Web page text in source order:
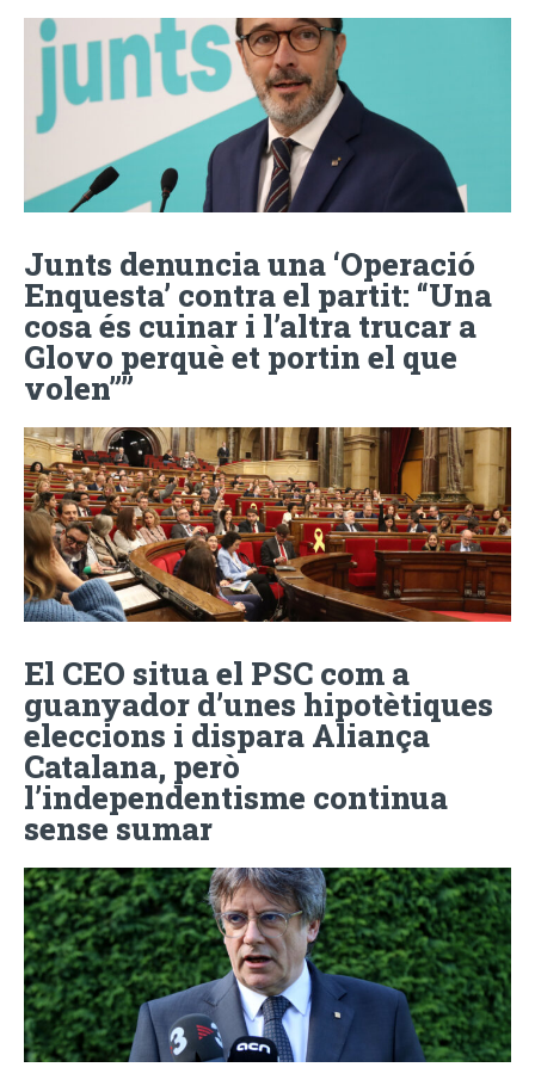
Junts denuncia una ‘Operació
Enquesta’ contra el partit: “Una
cosa és cuinar i l’altra trucar a
Glovo perquè et portin el que
volen””
El CEO situa el PSC com a
guanyador d’unes hipotètiques
eleccions i dispara Aliança
Catalana, però
l’independentisme continua
sense sumar